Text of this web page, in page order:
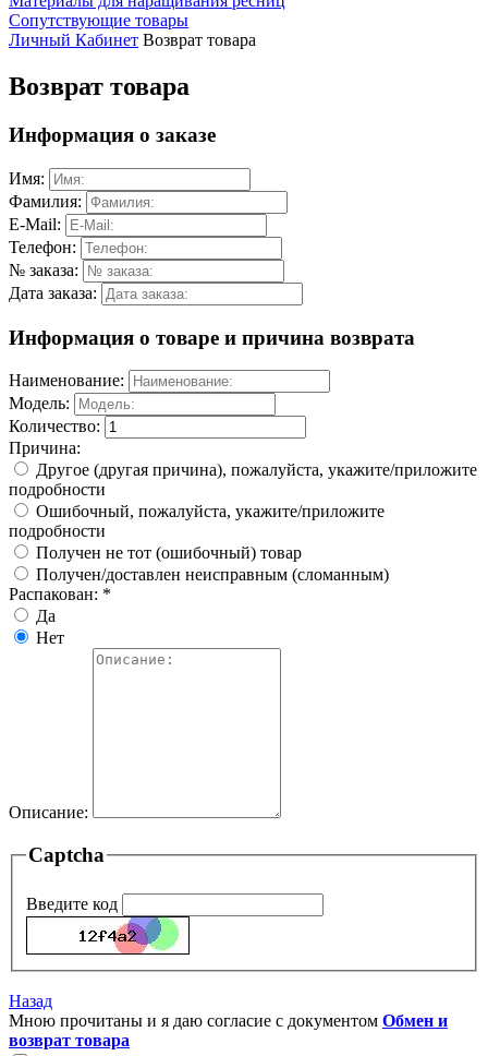
Сопутствующие товары
Личный Кабинет Возврат товара
Возврат товара
Информация о заказе
Имя:
Фамилия:
E-Mail:
Телефон:
№ заказа:
Дата заказа:
Информация о товаре и причина возврата
Наименование:
Модель:
Количество:
Причина:
Другое (другая причина), пожалуйста, укажите/приложите
подробности
Ошибочный, пожалуйста, укажите/приложите
подробности
Получен не тот (ошибочный) товар
Получен/доставлен неисправным (сломанным)
Распакован: *
Да
Нет
Описание:
Captcha
Введите код
Назад
Мною прочитаны и я даю согласие с документом Обмен и
возврат товара